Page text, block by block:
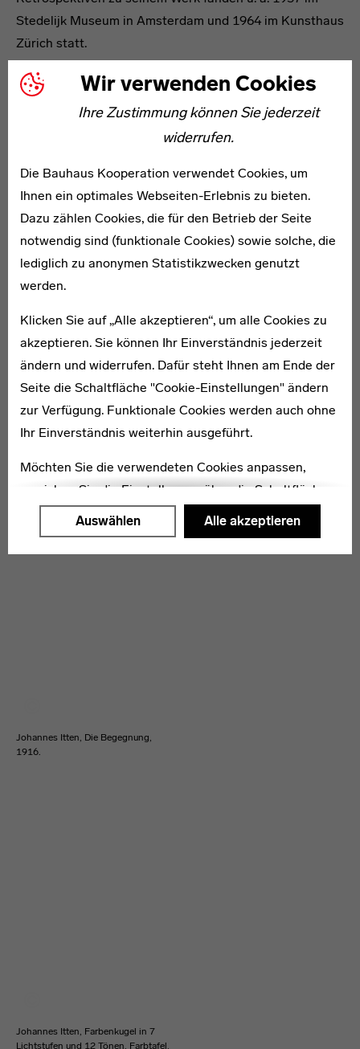
Wir verwenden Cookies
Ihre Zustimmung können Sie jederzeit
widerrufen.
Die Bauhaus Kooperation verwendet Cookies, um
Ihnen ein optimales Webseiten-Erlebnis zu bieten.
Dazu zählen Cookies, die für den Betrieb der Seite
notwendig sind (funktionale Cookies) sowie solche, die
lediglich zu anonymen Statistikzwecken genutzt
werden.
Klicken Sie auf „Alle akzeptieren“, um alle Cookies zu
akzeptieren. Sie können Ihr Einverständnis jederzeit
ändern und widerrufen. Dafür steht Ihnen am Ende der
Seite die Schaltfläche "Cookie-Einstellungen" ändern
zur Verfügung. Funktionale Cookies werden auch ohne
Ihr Einverständnis weiterhin ausgeführt.
Möchten Sie die verwendeten Cookies anpassen,
erreichen Sie die Einstellungen über die Schaltfläche
"Auswählen".
Auswählen Alle akzeptieren
Stedelijk Museum in Amsterdam und 1964 im Kunsthaus
Zürich statt.
Literatur:
· Rolf Bothe et al. (1994): Das frühe Bauhaus und Johannes Itten, Ostfildern-
· Christoph Wagner (2005): Das Bauhaus und die Esoterik: Johannes Itten,
Wassily Kandinsky, Paul Klee, Bielefeld.
Ostfildern.
Johannes Itten
Weiterführende Links
Netzwerke
Johannes Itten, Die Begegnung,
1916.
Johannes Itten, Farbenkugel in 7
Lichtstufen und 12 Tönen, Farbtafel,